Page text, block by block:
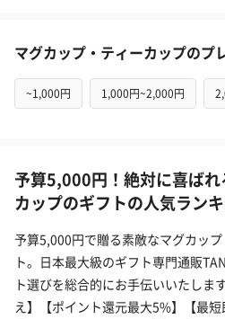
マグカップ・ティーカップのプ
~1,000円 1,000円~2,000円
予算5,000円！絶対に喜ば
カップのギフトの人気ラン
予算5,000円で贈る素敵なマグカッ
ト。日本最大級のギフト専門通販
ト選びを総合的にお手伝いいたしま
え】【ポイント還元最大5%】【最